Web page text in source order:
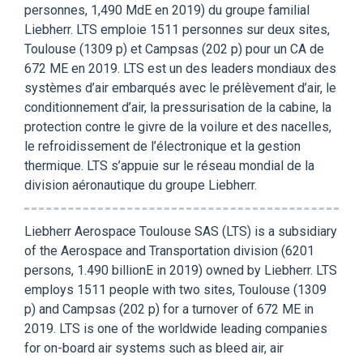
personnes, 1,490 MdE en 2019) du groupe familial
Liebherr. LTS emploie 1511 personnes sur deux sites,
Toulouse (1309 p) et Campsas (202 p) pour un CA de
672 ME en 2019. LTS est un des leaders mondiaux des
systèmes d’air embarqués avec le prélèvement d’air, le
conditionnement d’air, la pressurisation de la cabine, la
protection contre le givre de la voilure et des nacelles,
le refroidissement de l’électronique et la gestion
thermique. LTS s’appuie sur le réseau mondial de la
division aéronautique du groupe Liebherr.
Liebherr Aerospace Toulouse SAS (LTS) is a subsidiary
of the Aerospace and Transportation division (6201
persons, 1.490 billionE in 2019) owned by Liebherr. LTS
employs 1511 people with two sites, Toulouse (1309
p) and Campsas (202 p) for a turnover of 672 ME in
2019. LTS is one of the worldwide leading companies
for on-board air systems such as bleed air, air